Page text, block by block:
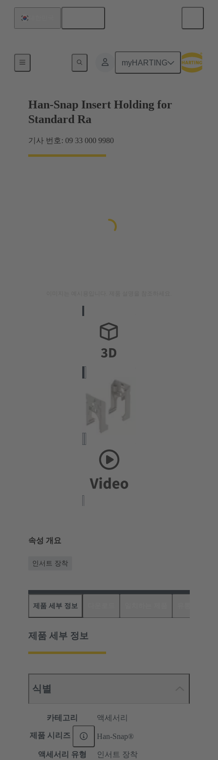
myHARTING
Han-Snap Insert Holding for
Standard Ra
기사 번호: 09 33 000 9980
속성 개요
인서트 장착
제품 세부 정보
제품 세부 정보
식별
카테고리 액세서리
제품 시리즈 Han-Snap®
액세서리 유형 인서트 장착